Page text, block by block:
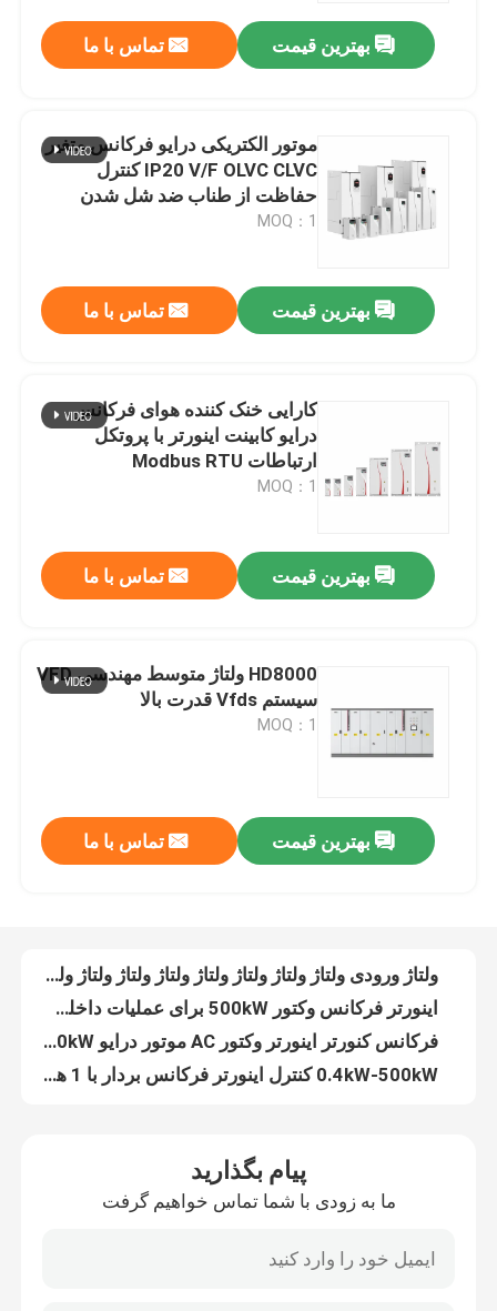
محصولات
کنترل کیفیت
با ما تماس بگیرید
بهترین قیمت تماس با ما
موتور الکتریکی درایو فرکانس متغیر
IP20 V/F OLVC CLVC کنترل
حفاظت از طناب ضد شل شدن
MOQ：1
بهترین قیمت تماس با ما
کارایی خنک کننده هوای فرکانس
درایو کابینت اینورتر با پروتکل
ارتباطات Modbus RTU
MOQ：1
بهترین قیمت تماس با ما
HD8000 ولتاژ متوسط مهندسی VFD
سیستم Vfds قدرت بالا
MOQ：1
بهترین قیمت تماس با ما
HV300 فرکانس چندگانه وکتور فرکانس جهانی VFD فرکانس متغیر AC Drive
موتور Modbus فرکانس اینورتر طیف گسترده ای از قابلیت های ارتباطی برای نیازهای مشتری
کنترل وکتور قابلیت اطمینان بالا وکتور inverter فرکانس قدرت برای کاربردهای صنعتی
وکتور تایید شده فرکانس اینورتر ساده RS485 رابط ارتباطی
پیام بگذارید
ما به زودی با شما تماس خواهیم گرفت